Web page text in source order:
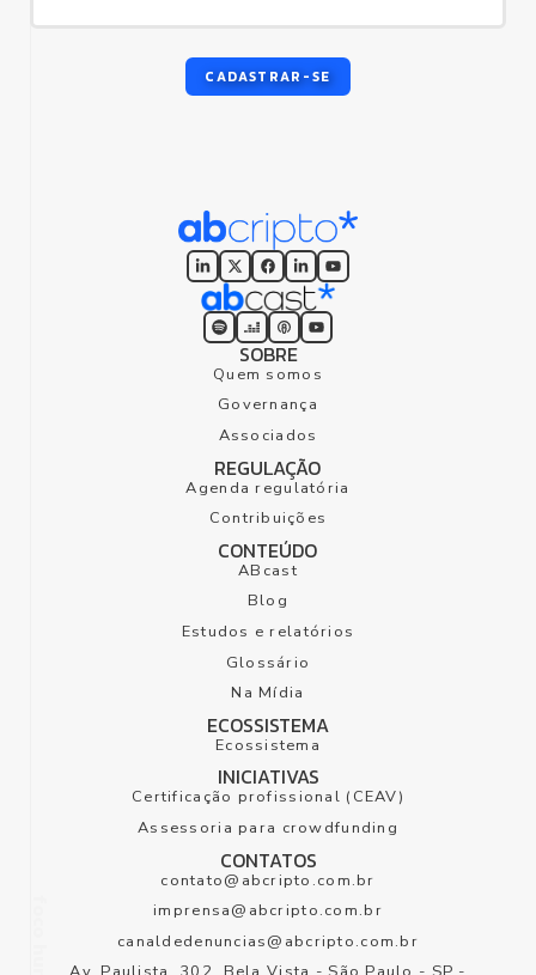
CADASTRAR-SE
SOBRE
Quem somos
Governança
Associados
REGULAÇÃO
Agenda regulatória
Contribuições
CONTEÚDO
ABcast
Blog
Estudos e relatórios
Glossário
Na Mídia
ECOSSISTEMA
Ecossistema
INICIATIVAS
Certificação profissional (CEAV)
Assessoria para crowdfunding
CONTATOS
contato@abcripto.com.br
imprensa@abcripto.com.br
canaldedenuncias@abcripto.com.br